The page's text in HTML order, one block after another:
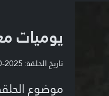
يوميات
تاريخ الحلقة: 2025-10-20
موضوع